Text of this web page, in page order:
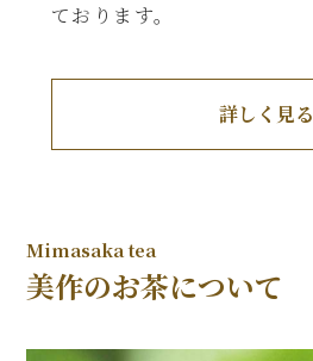
ております。
詳しく見る
美作のお茶について